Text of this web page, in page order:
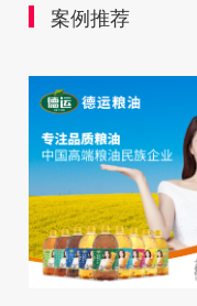
案例推荐